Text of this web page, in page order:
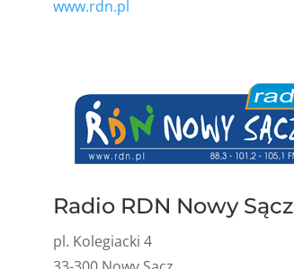
www.rdn.pl
Radio RDN Nowy Sącz
pl. Kolegiacki 4